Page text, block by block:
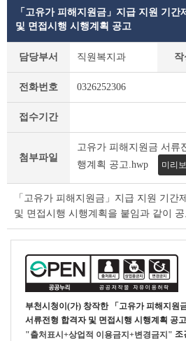
용
고
세
조
「고유가 피해지원금」지급 지원 기
및 면접시행 시행계획 공고
담당부서 직원복지과 작
전화번호 0326252306
접수기간
첨부파일
고유가 피해지원금 서류
행계획 공고.hwp
미리
「고유가 피해지원금」지급 지원 기간
및 면접시행 시행계획을 붙임과 같이
부천시청이(가) 창작한
「고유가 피해지원
서류전형 합격자 및 면접시행 시행계획 공고
"출처표시+상업적 이용금지+변경금지" 조